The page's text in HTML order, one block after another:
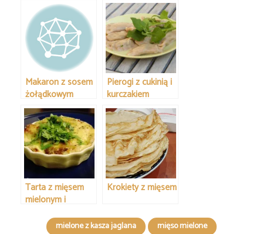
Makaron z sosem
żołądkowym
Pierogi z cukinią i
kurczakiem
Tarta z mięsem
mielonym i
Krokiety z mięsem
mielone z kasza jaglana
mięso mielone